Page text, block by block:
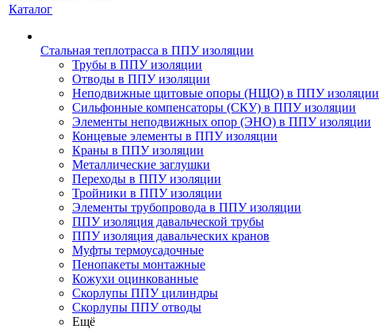
Каталог
Стальная теплотрасса в ППУ изоляции
Трубы в ППУ изоляции
Отводы в ППУ изоляции
Неподвижные щитовые опоры (НЩО) в ППУ изоляции
Cильфонные компенсаторы (СКУ) в ППУ изоляции
Элементы неподвижных опор (ЭНО) в ППУ изоляции
Концевые элементы в ППУ изоляции
Краны в ППУ изоляции
Металлические заглушки
Переходы в ППУ изоляции
Тройники в ППУ изоляции
Элементы трубопровода в ППУ изоляции
ППУ изоляция давальческой трубы
ППУ изоляция давальческих кранов
Муфты термоусадочные
Пенопакеты монтажные
Кожухи оцинкованные
Скорлупы ППУ цилиндры
Скорлупы ППУ отводы
Ещё